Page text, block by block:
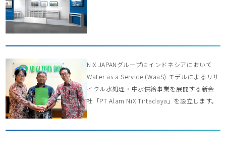
NiX JAPANグループはインドネシアにおいて
Water as a Service (WaaS) モデルによるリサ
イクル水処理・中水供給事業を展開する新会
社「PT Alam NiX Tirtadaya」を設立します。